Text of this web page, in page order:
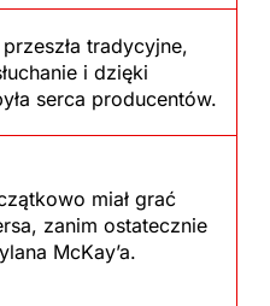
tradycyjne,
i dzięki
serca producentów.
miał grać
zanim ostatecznie
McKay’a.